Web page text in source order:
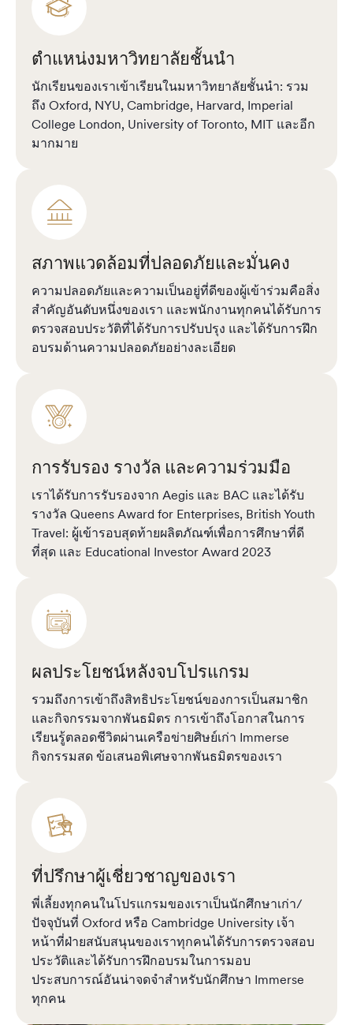
ตำแหน่งมหาวิทยาลัยชั้นนำ
นักเรียนของเราเข้าเรียนในมหาวิทยาลัยชั้นนำ: รวม
ถึง Oxford, NYU, Cambridge, Harvard, Imperial
College London, University of Toronto, MIT และอีก
มากมาย
สภาพแวดล้อมที่ปลอดภัยและมั่นคง
ความปลอดภัยและความเป็นอยู่ที่ดีของผู้เข้าร่วมคือสิ่ง
สำคัญอันดับหนึ่งของเรา และพนักงานทุกคนได้รับการ
ตรวจสอบประวัติที่ได้รับการปรับปรุง และได้รับการฝึก
อบรมด้านความปลอดภัยอย่างละเอียด
การรับรอง รางวัล และความร่วมมือ
เราได้รับการรับรองจาก Aegis และ BAC และได้รับ
รางวัล Queens Award for Enterprises, British Youth
Travel: ผู้เข้ารอบสุดท้ายผลิตภัณฑ์เพื่อการศึกษาที่ดี
ที่สุด และ Educational Investor Award 2023
ผลประโยชน์หลังจบโปรแกรม
รวมถึงการเข้าถึงสิทธิประโยชน์ของการเป็นสมาชิก
และกิจกรรมจากพันธมิตร การเข้าถึงโอกาสในการ
เรียนรู้ตลอดชีวิตผ่านเครือข่ายศิษย์เก่า Immerse
กิจกรรมสด ข้อเสนอพิเศษจากพันธมิตรของเรา
ที่ปรึกษาผู้เชี่ยวชาญของเรา
พี่เลี้ยงทุกคนในโปรแกรมของเราเป็นนักศึกษาเก่า/
ปัจจุบันที่ Oxford หรือ Cambridge University เจ้า
หน้าที่ฝ่ายสนับสนุนของเราทุกคนได้รับการตรวจสอบ
ประวัติและได้รับการฝึกอบรมในการมอบ
ประสบการณ์อันน่าจดจำสำหรับนักศึกษา Immerse
ทุกคน